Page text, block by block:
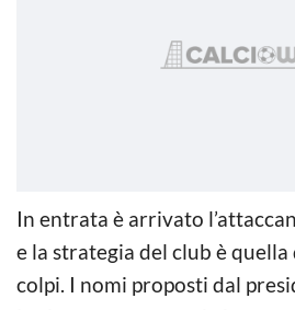
In entrata è arrivato
e la strategia del club è
colpi. I nomi proposti dal